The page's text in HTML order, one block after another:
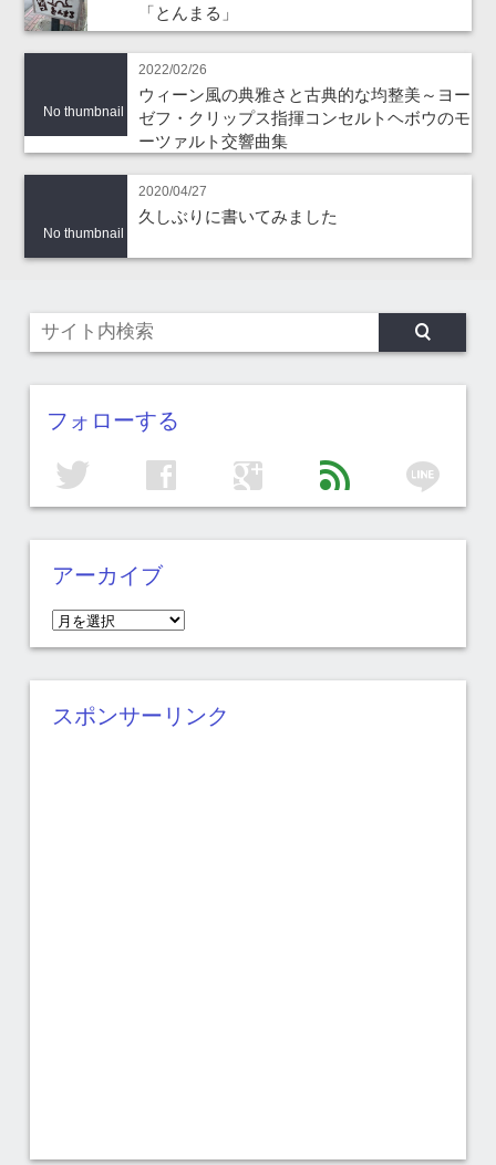
「とんまる」
No thumbnail
2022/02/26
ウィーン風の典雅さと古典的な均整美～ヨー
ゼフ・クリップス指揮コンセルトヘボウのモ
ーツァルト交響曲集
No thumbnail
2020/04/27
久しぶりに書いてみました
フォローする
twitter facebook google feed line
アーカイブ
ア
ー
カ
イ
スポンサーリンク